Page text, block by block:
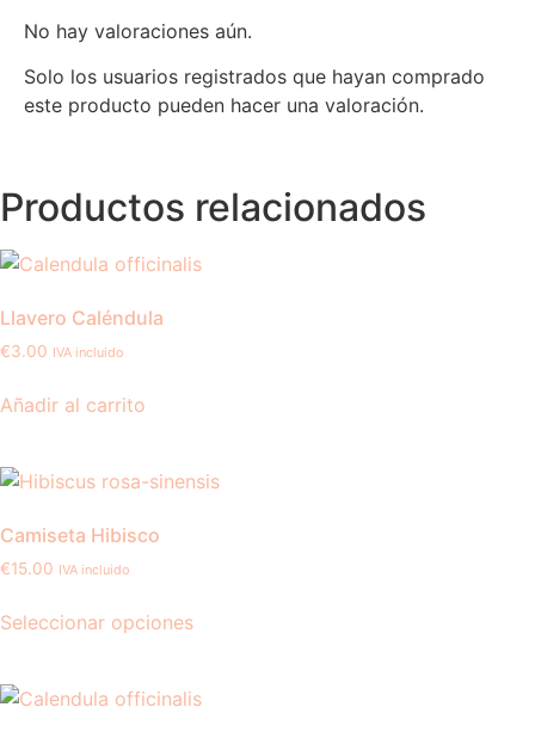
No hay valoraciones aún.
Solo los usuarios registrados que hayan comprado
este producto pueden hacer una valoración.
Productos relacionados
Llavero Caléndula
€3.00 IVA incluido
Añadir al carrito
Camiseta Hibisco
€15.00 IVA incluido
Seleccionar opcionesproducto